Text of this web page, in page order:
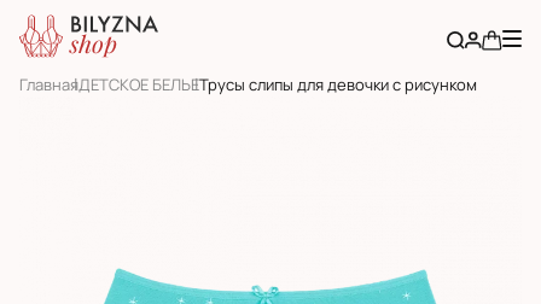
ГлавнаяДЕТСКОЕ БЕЛЬЕТрусы слипы для девочки с рисунком